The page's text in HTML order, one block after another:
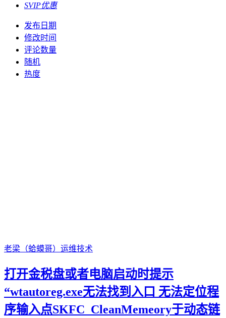
SVIP优惠
发布日期
修改时间
评论数量
随机
热度
老梁（蛤蟆哥） 运维技术
打开金税盘或者电脑启动时提示
“wtautoreg.exe无法找到入口 无法定位程
序输入点SKFC_CleanMemeory于动态链